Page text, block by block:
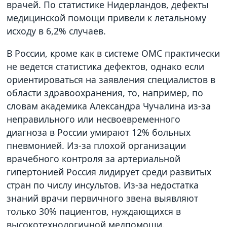
врачей. По статистике Нидерландов, дефекты
медицинской помощи привели к летальному
исходу в 6,2% случаев.
В России, кроме как в системе ОМС практически
не ведется статистика дефектов, однако если
ориентироваться на заявления специалистов в
области здравоохранения, то, например, по
словам академика Александра Чучалина из-за
неправильного или несвоевременного
диагноза в России умирают 12% больных
пневмонией. Из-за плохой организации
врачебного контроля за артериальной
гипертонией Россия лидирует среди развитых
стран по числу инсультов. Из-за недостатка
знаний врачи первичного звена выявляют
только 30% пациентов, нуждающихся в
высокотехнологичной медпомощи.